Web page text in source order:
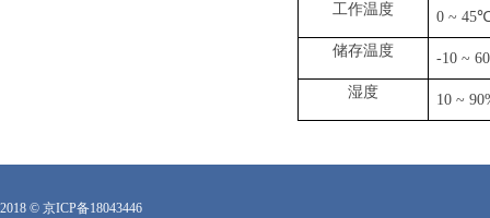
工作温度 0 ~ 45
储存温度 -10 ~ 60
湿度 10 ~
2018 © 京ICP备18043446